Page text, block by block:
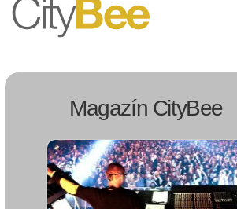
Magazín CityBee